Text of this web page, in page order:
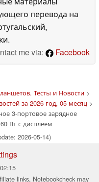
перевода на
me via:
Facebook
Тесты и Новости>
за 2026 год, 05 месяц>
3-портовое зарядное
Вт с дисплеем
2026-05-14)
links, Notebookcheck may